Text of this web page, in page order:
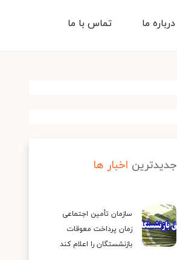
تماس با ما درباره ما
جدیدترین اخبار ها
سازمان تأمین اجتماعی
زمان پرداخت معوقات
بازنشستگان را اعلام کند